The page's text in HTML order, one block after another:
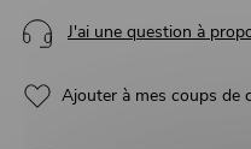
J'ai une question à
Ajouter à mes coups de